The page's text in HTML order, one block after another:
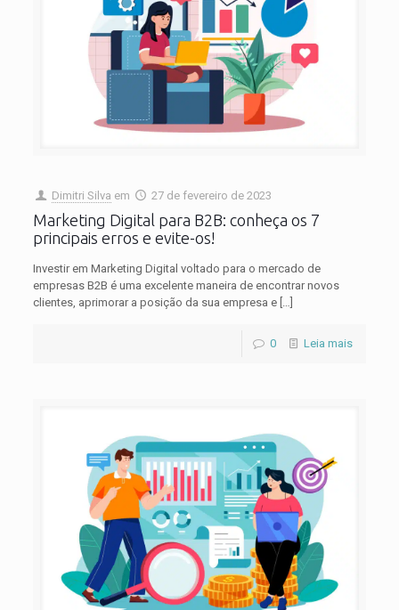
Dimitri Silva em 27 de fevereiro de 2023
Marketing Digital para B2B: conheça os 7
principais erros e evite-os!
Investir em Marketing Digital voltado para o mercado de
empresas B2B é uma excelente maneira de encontrar novos
clientes, aprimorar a posição da sua empresa e[…]
0 Leia mais